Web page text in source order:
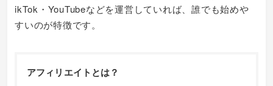
ikTok・YouTubeなどを運営していれば、誰でも始めや
すいのが特徴です。
アフィリエイトとは？